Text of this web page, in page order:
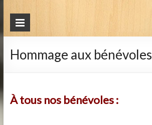
Hommage aux bénévoles
À tous nos bénévoles :